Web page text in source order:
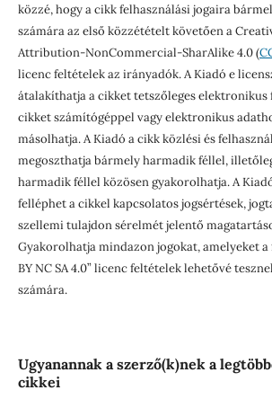
közzé, hogy a cikk felhasználási jogaira
számára az első közzétételt követően a
Attribution-NonCommercial-SharAlike 4.0 (
licenc feltételek az irányadók. A Kiadó e
átalakíthatja a cikket tetszőleges elektronikus
cikket számítógéppel vagy elektronikus
másolhatja. A Kiadó a cikk közlési és
megoszthatja bármely harmadik féllel,
harmadik féllel közösen gyakorolhatja. A
felléphet a cikkel kapcsolatos jogsértések,
szellemi tulajdon sérelmét jelentő
Gyakorolhatja mindazon jogokat, amelyeket a
BY NC SA 4.0” licenc feltételek lehetővé
számára.
Ugyanannak a szerző(k)nek a
cikkei